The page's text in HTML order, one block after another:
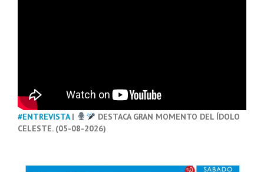
#ENTREVISTA|
DESTACA GRAN MOMENTO DEL ÍDOLO
CELESTE. (05-08-2026)